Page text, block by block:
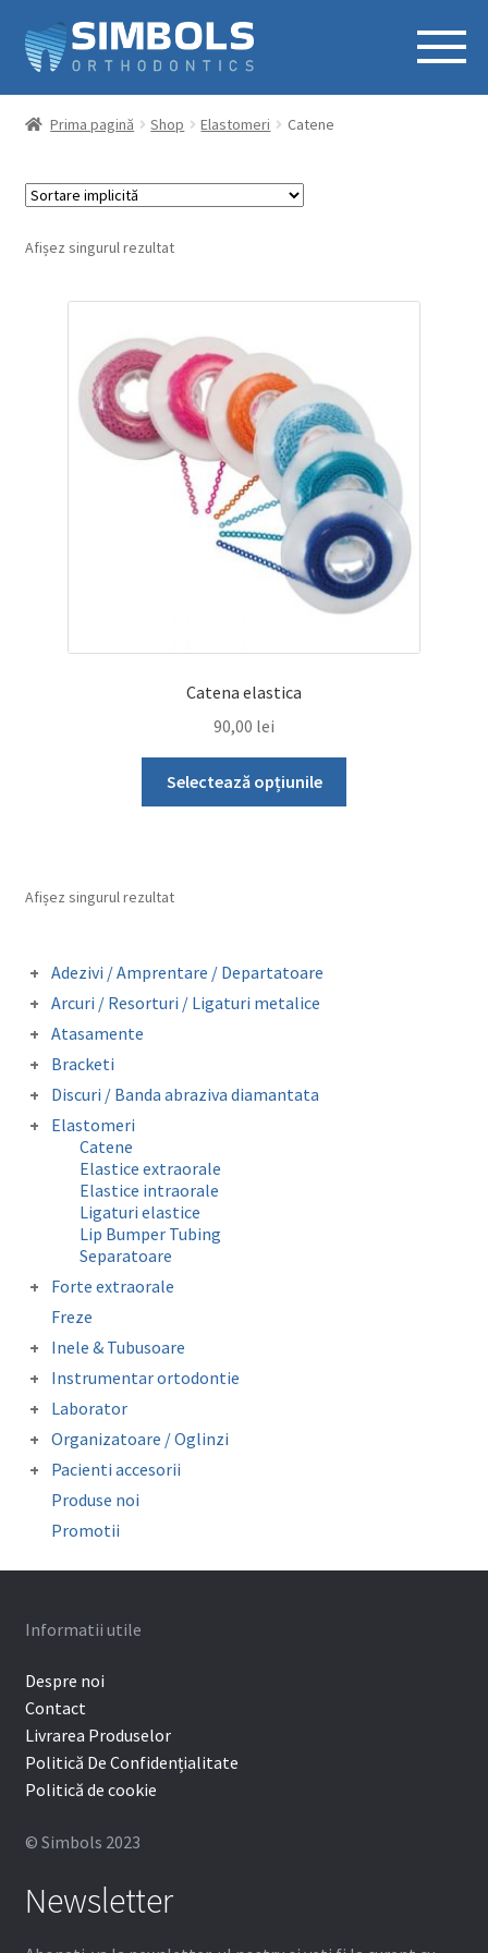
Prima pagină Shop Elastomeri Catene
Adezivi / Amprentare / Departatoare
Adezivi bracketi
Adezivi inel molar
Amprentare
Departatoare
Arcuri / Resorturi / Ligaturi metalice
Arcuri preformate fizionomice
Arcuri preformate metalice
Fire otel drepte
Ligaturi metalice preformate
Atasamente
Butoni colabili
Carlige crimpabile
Contentie
Mini stops
Obiceiuri vicioase
Bracketi
Bracketi autoligaturanti
Bracketi fizionomici
Bracketi metalici
Discuri / Banda abraziva diamantata
Banda perforata abraziva metalica
diamantata
Elastomeri
Catene
Elastice extraorale
Elastice intraorale
Ligaturi elastice
Lip Bumper Tubing
Separatoare
Forte extraorale
Module de siguranta
Freze
Inele & Tubusoare
Inele molar
Tubusor molar 1 si 2
Instrumentar ortodontie
Clesti
Instrumentar auxiliar
Pense
Sonde/Explorer/Director ligaturi
Laborator
Accesorii laborator
Folii copolyester / polypropylene /
Mouthguard Soft EVA
Surub expansiune
Organizatoare / Oglinzi
Oglinzi fotografie
Organizatoare
Pacienti accesorii
Ceara ortodontica
Cutie depozitare aparat mobil
Protectie bracketi
Produse noi
Promotii
Afișez singurul rezultat
Catena elastica
90,00 lei
Selectează opțiunile
Afișez singurul rezultat
Informatii utile
Despre noi
Contact
Livrarea Produselor
Politică De Confidențialitate
Politică de cookie
© Simbols 2023
Newsletter